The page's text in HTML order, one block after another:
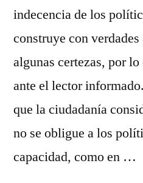
indecencia de los
construye con
algunas certezas, por
ante el lector
que la ciudadanía
no se obligue a los
capacidad, como en …